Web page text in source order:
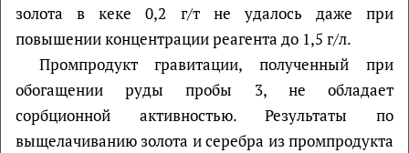
золота в кеке 0,2 г/т не удалось даже при
повышении концентрации реагента до 1,5 г/л.
Промпродукт гравитации, полученный при
обогащении руды пробы 3, не обладает
сорбционной активностью. Результаты по
выщелачиванию золота и серебра из промпродукта